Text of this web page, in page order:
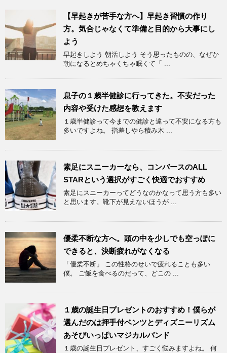
【早起きが苦手な方へ】早起き習慣の作り
方。気合じゃなくて準備と目的から大事にし
よう
早起きしよう 朝活しよう そう思ったものの、なぜか
朝になるとめちゃくちゃ眠くて「 ...
息子の１歳半健診に行ってきた。不安だった
内容や受けた感想を教えます
１歳半健診って今までの健診と違って不安になる方も
多いですよね。 指差しやら積み木 ...
素足にスニーカーなら、コンバースのALL
STARという選択がすごく快適でおすすめ
素足にスニーカーってどうなのかなって思う方も多い
と思います。靴下が見えないほうが ...
優柔不断な方へ。頭の中を少しでも空っぽに
できると、決断疲れがなくなる
「優柔不断」 この性格のせいで疲れることも多い
僕。 ご飯を食べるのだって、どこの ...
１歳の誕生日プレゼントのおすすめ！僕らが
選んだのは押手付ベンツとディズニーリズム
あそびいっぱいマジカルバンド
１歳の誕生日プレゼント、すごく悩みますよね。 何